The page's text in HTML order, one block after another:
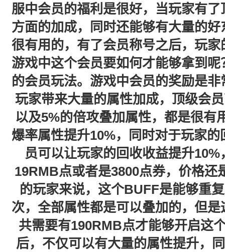
服中会员的福利是很好，当玩家有
方面的加成，同时还能够有大量的
很有用的，有了会员称号之后，玩
游戏中这个会员要如何才能够拿到
的会员玩法。游戏中会员的奖励是
玩家带来大量的属性加成，顶级会
以及5%的倍攻叠加属性，都是很有
爆率属性提升10%，同时对于玩家
员可以让玩家的回收收益提升
19RMB点或者是3800点券，价格还
的玩家来说，这个BUFF是能够重
次，全部属性都是可以叠加的，但
共需要有190RMB点才能够开启这
后，不仅可以有大量的属性提升，